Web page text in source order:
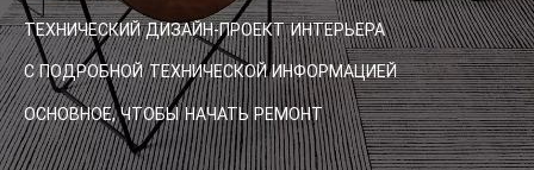
ТЕХНИЧЕСКИЙ ДИЗАЙН-ПРОЕКТ ИНТЕРЬЕРА
С ПОДРОБНОЙ ТЕХНИЧЕСКОЙ ИНФОРМАЦИЕЙ
ОСНОВНОЕ, ЧТОБЫ НАЧАТЬ РЕМОНТ